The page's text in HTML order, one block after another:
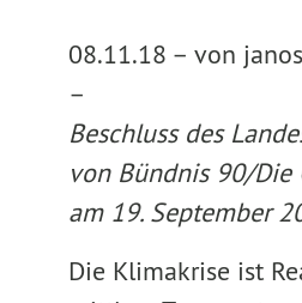
08.11.18 – von
–
Beschluss des
von Bündnis 90/Die
am 19. September
Die Klimakrise ist